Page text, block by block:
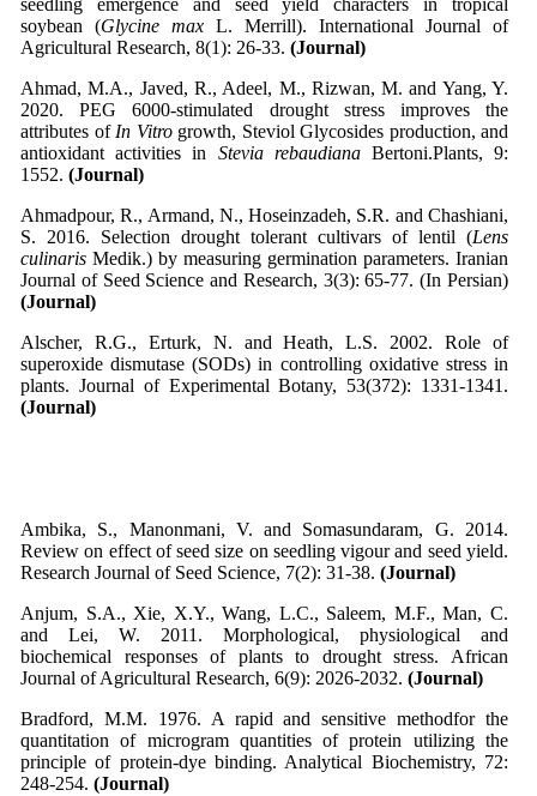
seedling emergence and seed yield characters in tropical
soybean (Glycine max L. Merrill). International Journal of
Agricultural Research, 8(1): 26-33. (Journal)
Ahmad, M.A., Javed, R., Adeel, M., Rizwan, M. and Yang, Y.
2020. PEG 6000-stimulated drought stress improves the
attributes of In Vitrogrowth, Steviol Glycosides production, and
antioxidant activities in Stevia rebaudianaBertoni.Plants, 9:
1552. (Journal)
Ahmadpour, R., Armand, N., Hoseinzadeh, S.R. and Chashiani,
S. 2016. Selection drought tolerant cultivars of lentil (Lens
culinaris Medik.) by measuring germination parameters. Iranian
Journal of Seed Science and Research, 3(3): 65-77. (In Persian)
(Journal)
Alscher, R.G., Erturk, N. and Heath, L.S. 2002. Role of
superoxide dismutase (SODs) in controlling oxidative stress in
plants. Journal of Experimental Botany, 53(372): 1331-1341.
(Journal)
Ambika, S., Manonmani, V. and Somasundaram, G. 2014.
Review on effect of seed size on seedling vigour and seed yield.
Research Journal of Seed Science, 7(2): 31-38. (Journal)
Anjum, S.A., Xie, X.Y., Wang, L.C., Saleem, M.F., Man, C.
and Lei, W. 2011. Morphological, physiological and
biochemical responses of plants to drought stress. African
Journal of Agricultural Research, 6(9): 2026-2032. (Journal)
Bradford, M.M. 1976. A rapid and sensitive methodfor the
quantitation of microgram quantities of protein utilizing the
principle of protein-dye binding. Analytical Biochemistry, 72:
248-254. (Journal)